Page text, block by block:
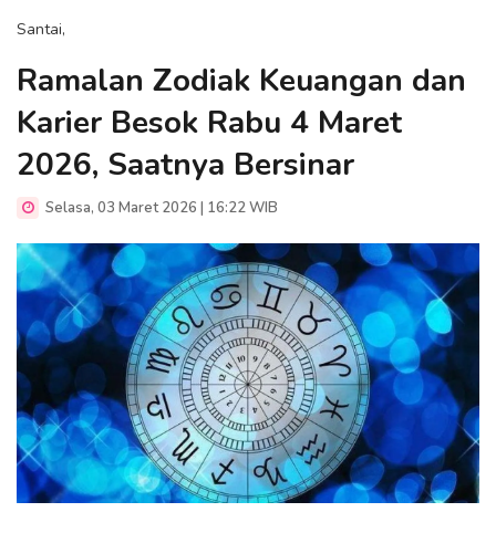
Santai,
Ramalan Zodiak Keuangan dan
Karier Besok Rabu 4 Maret
2026, Saatnya Bersinar
Selasa, 03 Maret 2026 | 16:22 WIB